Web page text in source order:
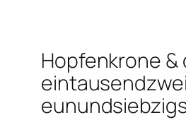
Hopfenkrone &